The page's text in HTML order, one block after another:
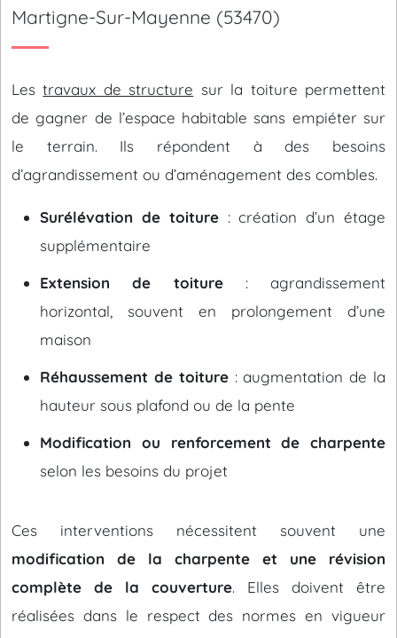
Martigne-Sur-Mayenne (53470)
Lestravaux de structure sur la toiture permettent
de gagner de l’espace habitable sans empiéter sur
le terrain. Ils répondent à des besoins
d’agrandissement ou d’aménagement des combles.
Surélévation de toiture: création d’un étage
supplémentaire
Extension de toiture: agrandissement
horizontal, souvent en prolongement d’une
maison
Réhaussement de toiture: augmentation de la
hauteur sous plafond ou de la pente
Modification ou renforcement de charpente
selon les besoins du projet
Ces interventions nécessitent souvent une
modification de la charpente et une révision
complète de la couverture. Elles doivent être
réalisées dans le respect des normes en vigueur